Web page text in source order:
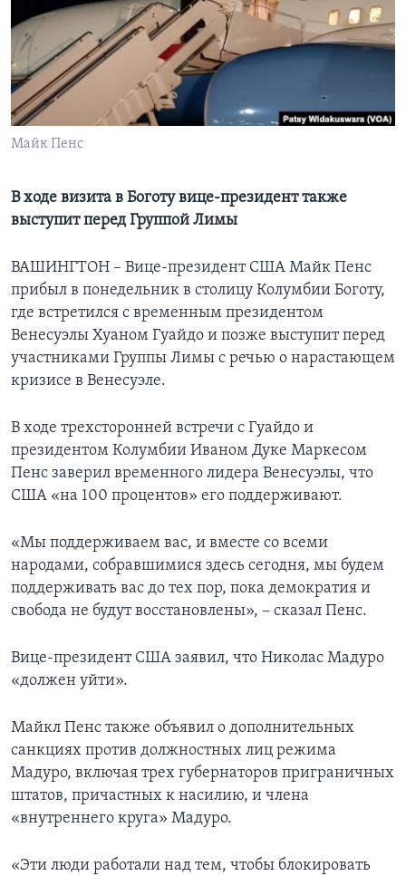
Learning English
СОЦИАЛЬНЫЕ СЕТИ
Майк Пенс
В ходе визита в Боготу вице-президент также
выступит перед Группой Лимы
ВАШИНГТОН – Вице-президент США Майк Пенс
прибыл в понедельник в столицу Колумбии Боготу,
где встретился с временным президентом
Венесуэлы Хуаном Гуайдо и позже выступит перед
участниками Группы Лимы с речью о нарастающем
кризисе в Венесуэле.
В ходе трехсторонней встречи с Гуайдо и
президентом Колумбии Иваном Дуке Маркесом
Пенс заверил временного лидера Венесуэлы, что
США «на 100 процентов» его поддерживают.
«Мы поддерживаем вас, и вместе со всеми
народами, собравшимися здесь сегодня, мы будем
поддерживать вас до тех пор, пока демократия и
свобода не будут восстановлены», – сказал Пенс.
Вице-президент США заявил, что Николас Мадуро
«должен уйти».
Майкл Пенс также объявил о дополнительных
санкциях против должностных лиц режима
Мадуро, включая трех губернаторов приграничных
штатов, причастных к насилию, и члена
«внутреннего круга» Мадуро.
«Эти люди работали над тем, чтобы блокировать